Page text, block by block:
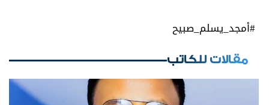
#أمجد_يسلم_صبيح
مقالات للكاتب